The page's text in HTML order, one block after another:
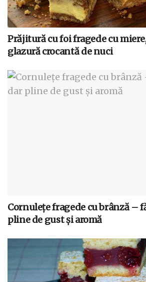
Prăjitură cu foi fragede cu
glazură crocantă de nuci
Cornulețe fragede cu brânză –
pline de gust și aromă